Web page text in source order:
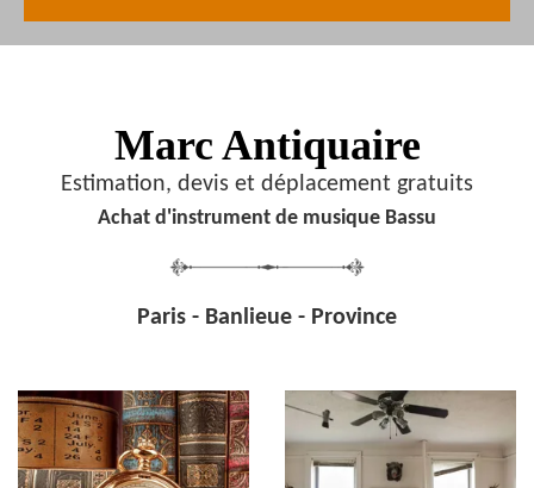
Marc Antiquaire
Estimation, devis et déplacement gratuits
Achat d'instrument de musique Bassu
Paris - Banlieue - Province